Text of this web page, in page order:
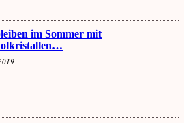
im Sommer mit